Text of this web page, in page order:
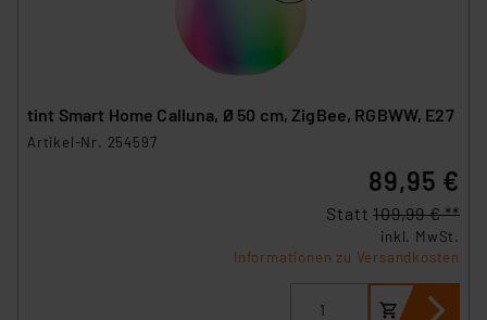
tint Smart Home Calluna, Ø 50 cm, ZigBee, RGBWW, E27
Artikel-Nr. 254597
89,95 €
Statt109,99 € **
inkl. MwSt.
Informationen zu Versandkosten